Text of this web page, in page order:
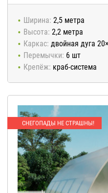
Ширина: 2,5 метра
Высота: 2,2 метра
Каркас: двойная дуга
Перемычки: 6 шт
Крепёж: краб-сиcтема
СНЕГОПАДЫ НЕ СТРАШНЫ!